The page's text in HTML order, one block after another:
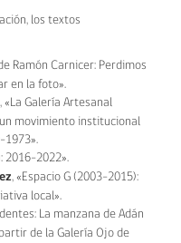
los textos
Ramón Carnicer: Perdimos
en la foto».
, «La Galería Artesanal
movimiento institucional
1973».
2016-2022».
, «Espacio G (2003-2015):
local».
La manzana de Adán
de la Galería Ojo de